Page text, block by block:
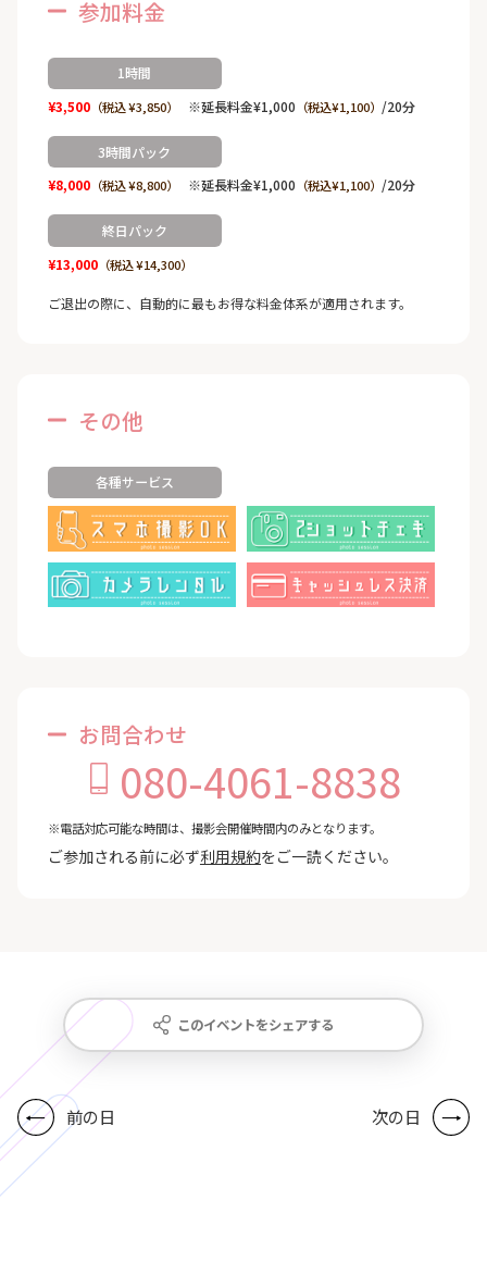
参加料金
1時間
¥3,500（税込 ¥3,850） ※延長料金¥1,000 （税込¥1,100） /20分
3時間パック
¥8,000（税込 ¥8,800） ※延長料金¥1,000 （税込¥1,100） /20分
終日パック
¥13,000（税込 ¥14,300）
ご退出の際に、自動的に最もお得な料金体系が適用されます。
その他
各種サービス
お問合わせ
080-4061-8838
※電話対応可能な時間は、撮影会開催時間内のみとなります。
ご参加される前に必ず利用規約をご一読ください。
このイベントをシェアする
前の日 次の日